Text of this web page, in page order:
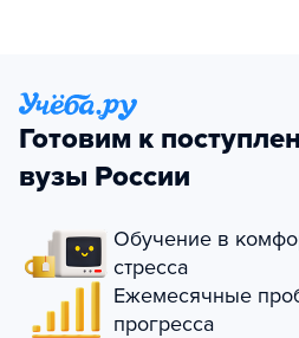
Готовим к
вузы России
Обучение в
стресса
Ежемесячные
прогресса